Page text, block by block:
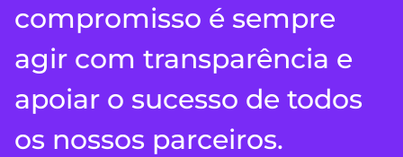
compromisso é sempre
agir com transparência e
apoiar o sucesso de todos
os nossos parceiros.